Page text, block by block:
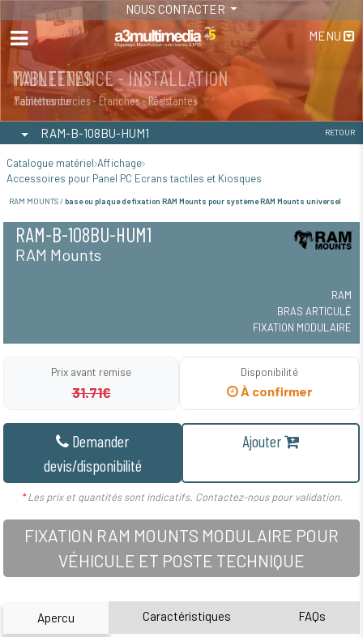
NOUS CONTACTER
MENU
MAINTENANCE - INSTALLATION
Maintenance
TABLETTES
Tablettes durcies - Étanches - Résistantes
RAM-B-108BU-HUM1 RETOUR
Catalogue matériel Affichage
Accessoires pour Panel PC Ecrans tactiles et Kiosques
RAM MOUNTS / base ou plaque de fixation RAM Mounts pour système RAM Mounts universel
RAM-B-108BU-HUM1
RAM Mounts
RAM
BRAS ARTICULÉ
FIXATION MODULAIRE
Prix avant remise
31.71€
Disponibilité
À confirmer
Demander
devis/disponibilité
Ajouter
*Les prix et quantités sont indicatifs. Contactez-nous pour validation.
FIXATION RAM MOUNTS MODULAIRE POUR
VÉHICULE ET POSTE TECHNIQUE
Apercu Caractéristiques FAQs